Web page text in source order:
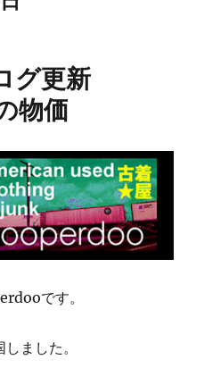
グ更新
物価
です。
ました。